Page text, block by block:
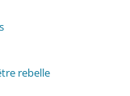
rebelle